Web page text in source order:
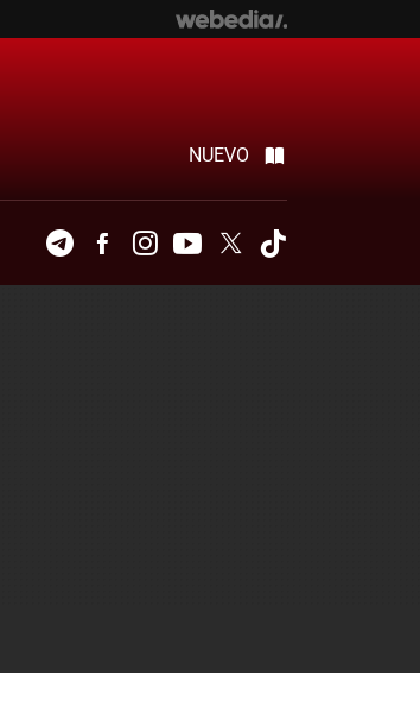
NUEVO
TelegramFacebookInstagramYoutubeTwitter